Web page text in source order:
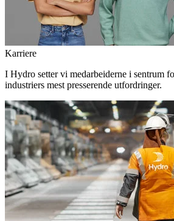
Karriere
I Hydro setter vi medarbeiderne i sentrum
industriers mest presserende utfordringer.